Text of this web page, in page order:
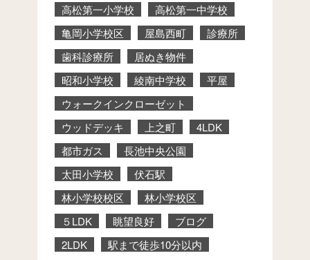
高松第一小学校
高松第一中学校
亀岡小学校区
屋島西町
診療所
歯科診療所
居ぬき物件
昭和小学校
綾南中学校
平屋
ウォークインクローゼット
ウッドデッキ
上之町
4LDK
都市ガス
長池中央公園
太田小学校
伏石駅
林小学校校区
林小学校区
５LDK
眺望良好
ブログ
2LDK
駅まで徒歩10分以内